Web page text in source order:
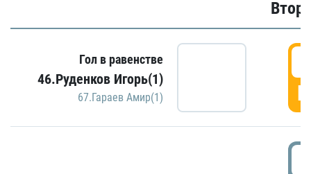
Гол в равенстве
46.Руденков Игорь(1)
67.Гараев Амир(1)